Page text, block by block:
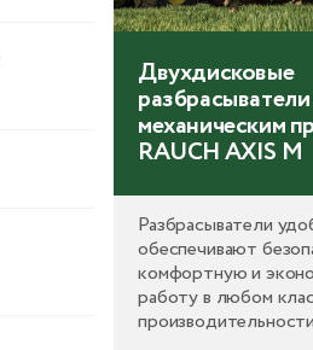
Двухдисковые
механическим
RAUCH AXIS M
Разбрасыватели
обеспечивают
комфортную и
работу в любом